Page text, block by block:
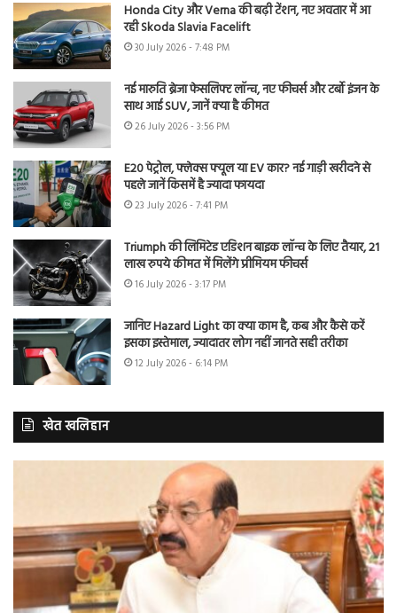
Honda City और Verna की बढ़ी टेंशन, नए अवतार में आ
रही Skoda Slavia Facelift
30 July 2026 - 7:48 PM
नई मारुति ब्रेजा फेसलिफ्ट लॉन्च, नए फीचर्स और टर्बो इंजन के
साथ आई SUV, जानें क्या है कीमत
26 July 2026 - 3:56 PM
E20 पेट्रोल, फ्लेक्स फ्यूल या EV कार? नई गाड़ी खरीदने से
पहले जानें किसमें है ज्यादा फायदा
23 July 2026 - 7:41 PM
Triumph की लिमिटेड एडिशन बाइक लॉन्च के लिए तैयार, 21
लाख रुपये कीमत में मिलेंगे प्रीमियम फीचर्स
16 July 2026 - 3:17 PM
जानिए Hazard Light का क्या काम है, कब और कैसे करें
इसका इस्तेमाल, ज्यादातर लोग नहीं जानते सही तरीका
12 July 2026 - 6:14 PM
खेत खलिहान